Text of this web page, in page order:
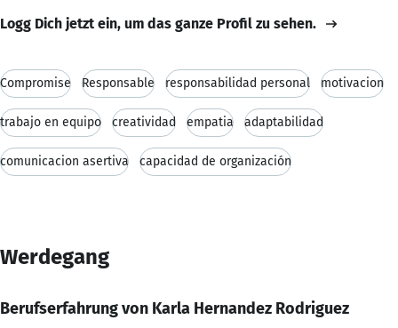
Logg Dich jetzt ein, um das ganze Profil zu sehen.
Compromise Responsable responsabilidad personal motivacion
trabajo en equipo creatividad empatia adaptabilidad
comunicacion asertiva capacidad de organización
Werdegang
Berufserfahrung von Karla Hernandez Rodriguez